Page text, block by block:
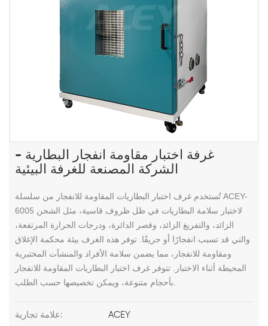
غرفة اختبار مقاومة انفجار البطارية -
الشركة المصنعة للغرفة البيئية
تُستخدم غرف اختبار البطاريات المقاومة للانفجار من سلسلة ACEY-
6005 لاختبار سلامة البطاريات في ظل ظروف قاسية، مثل الشحن
الزائد، والتفريغ الزائد، وقصر الدائرة، ودرجات الحرارة المرتفعة،
والتي قد تسبب انفجارًا أو حريقًا. توفر هذه الغرف بيئة محكمة الإغلاق
ومقاومة للانفجار، مما يضمن سلامة الأفراد والمنشآت المختبرية
المحيطة أثناء الاختبار. تتوفر غرف اختبار البطاريات المقاومة للانفجار
علامة تجارية: ACEY